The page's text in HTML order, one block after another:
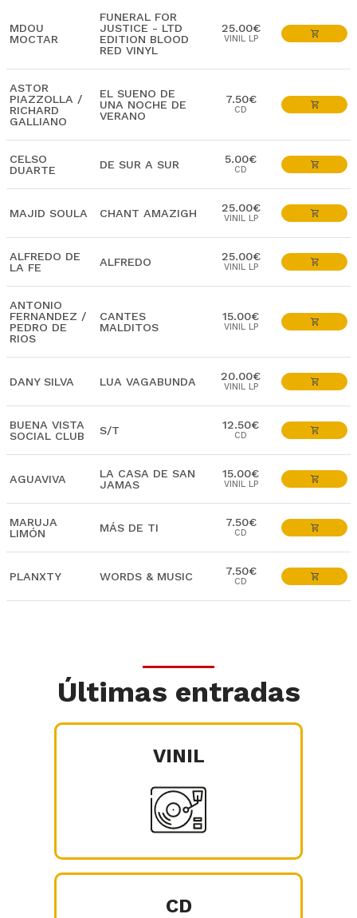
MDOU
MOCTAR
FUNERAL FOR
JUSTICE - LTD
EDITION BLOOD
RED VINYL
25.00€
VINIL LP
ASTOR
PIAZZOLLA /
RICHARD
GALLIANO
EL SUENO DE
UNA NOCHE DE
VERANO
7.50€
CD
CELSO
DUARTE
DE SUR A SUR 5.00€
CD
MAJID SOULA CHANT AMAZIGH 25.00€
VINIL LP
ALFREDO DE
LA FE
ALFREDO 25.00€
VINIL LP
ANTONIO
FERNANDEZ /
PEDRO DE
RIOS
CANTES
MALDITOS
15.00€
VINIL LP
DANY SILVA LUA VAGABUNDA 20.00€
VINIL LP
BUENA VISTA
SOCIAL CLUB
S/T 12.50€
CD
AGUAVIVA
LA CASA DE SAN
JAMAS
15.00€
VINIL LP
MARUJA
LIMÓN
MÁS DE TI 7.50€
CD
PLANXTY WORDS & MUSIC 7.50€
CD
Últimas entradas
VINIL
CD